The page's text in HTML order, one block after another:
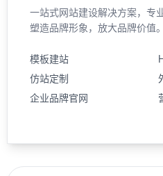
一站式网站建设解决方案，专
塑造品牌形象，放大品牌价值。
模板建站
仿站定制
企业品牌官网